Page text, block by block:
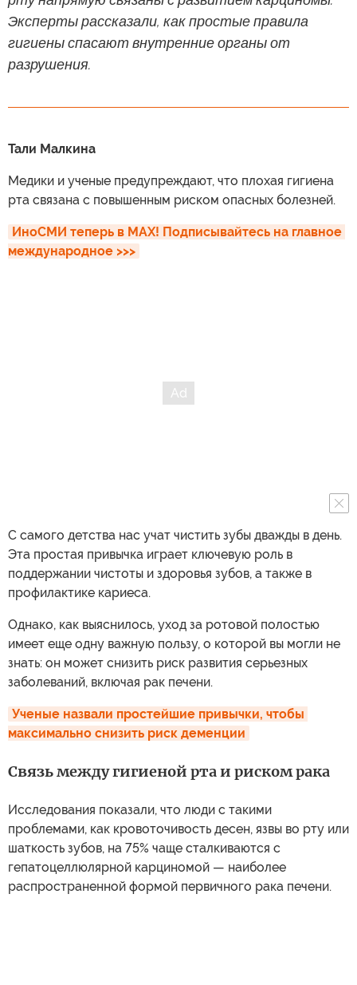
Эксперты рассказали, как простые правила
гигиены спасают внутренние органы от
разрушения.
Тали Малкина
Медики и ученые предупреждают, что плохая гигиена
рта связана с повышенным риском опасных болезней.
ИноСМИ теперь в MAX! Подписывайтесь на главное
международное >>>
С самого детства нас учат чистить зубы дважды в день.
Эта простая привычка играет ключевую роль в
поддержании чистоты и здоровья зубов, а также в
профилактике кариеса.
Однако, как выяснилось, уход за ротовой полостью
имеет еще одну важную пользу, о которой вы могли не
знать: он может снизить риск развития серьезных
заболеваний, включая рак печени.
Ученые назвали простейшие привычки, чтобы
максимально снизить риск деменции
Связь между гигиеной рта и риском рака
Исследования показали, что люди с такими
проблемами, как кровоточивость десен, язвы во рту или
шаткость зубов, на 75% чаще сталкиваются с
гепатоцеллюлярной карциномой — наиболее
распространенной формой первичного рака печени.